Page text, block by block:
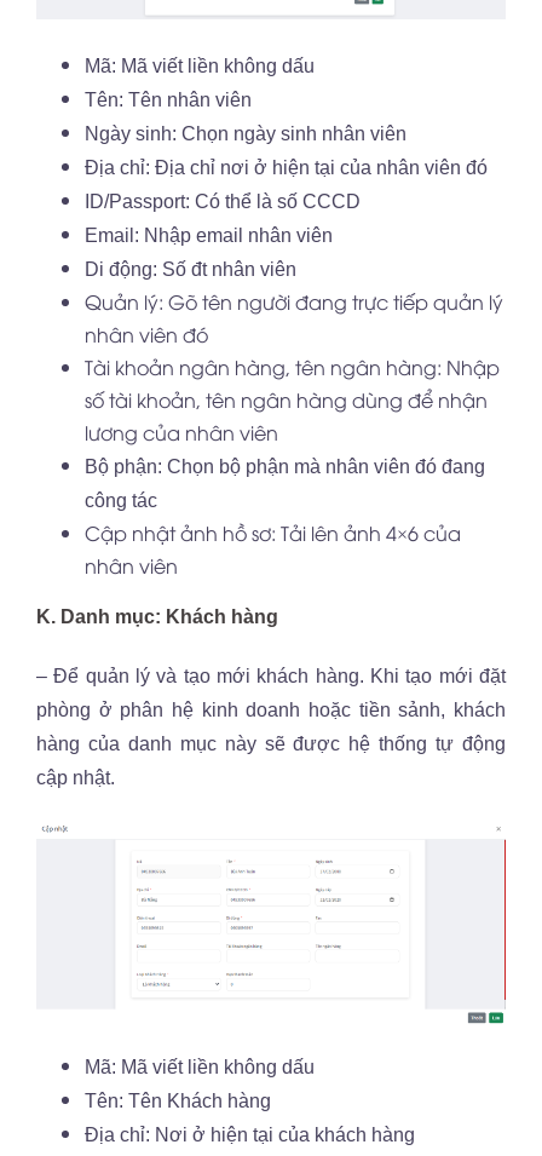
Mã: Mã viết liền không dấu
Tên: Tên nhân viên
Ngày sinh: Chọn ngày sinh nhân viên
Địa chỉ: Địa chỉ nơi ở hiện tại của nhân viên đó
ID/Passport: Có thể là số CCCD
Email: Nhập email nhân viên
Di động: Số đt nhân viên
Quản lý: Gõ tên người đang trực tiếp quản lý
nhân viên đó
Tài khoản ngân hàng, tên ngân hàng: Nhập
số tài khoản, tên ngân hàng dùng để nhận
lương của nhân viên
Bộ phận: Chọn bộ phận mà nhân viên đó đang
công tác
Cập nhật ảnh hồ sơ: Tải lên ảnh 4×6 của
nhân viên
K. Danh mục: Khách hàng
– Để quản lý và tạo mới khách hàng. Khi tạo mới đặt
phòng ở phân hệ kinh doanh hoặc tiền sảnh, khách
hàng của danh mục này sẽ được hệ thống tự động
cập nhật.
Mã: Mã viết liền không dấu
Tên: Tên Khách hàng
Địa chỉ: Nơi ở hiện tại của khách hàng